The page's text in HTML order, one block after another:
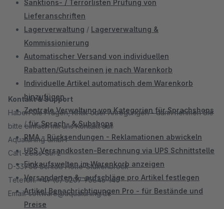
Sanktions- / Terrorlisten Prüfung von
Lieferanschriften
Lagerverwaltung / Lagerverwaltung &
Kommissionierung
Automatischer Versand von individuellen
Rabatten/Gutscheinen je nach Warenkorb
Individuelle Artikel automatisch dem Warenkorb
hinzufügen
Zentrale Verwaltung von Kategorien für Sprachshops
/für Sprach- & Subshops
RMA - Rücksendungen - Reklamationen abwickeln
UPS Versandkosten-Berechnung via UPS Schnittstelle
Einkaufswelten im Warenkorb anzeigen
Versandarten & -aufschläge pro Artikel festlegen
Artikel Benachrichtigungen Pro - für Bestände und
Preise
Kontakt & Support
Haben Sie Fragen, Kritik oder Anregungen - dann nehmen Sie
bitte einfach mit uns Kontakt auf.
Aquatuning GmbH
Carl-Zeiss-Str. 2
D-33758 Schloß Holte-Stukenbrock
Telefon: +49 (0) 5207 95846-140
Email: software@aquatuning.de